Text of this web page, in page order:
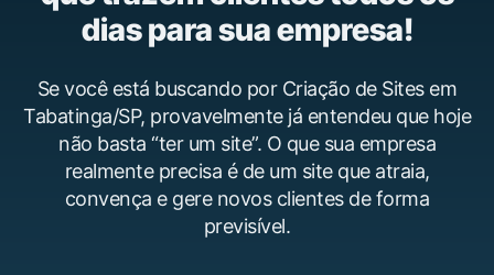
dias para sua empresa!
Se você está buscando por Criação de Sites em
Tabatinga/SP, provavelmente já entendeu que hoje
não basta “ter um site”. O que sua empresa
realmente precisa é de um site que atraia,
convença e gere novos clientes de forma
previsível.